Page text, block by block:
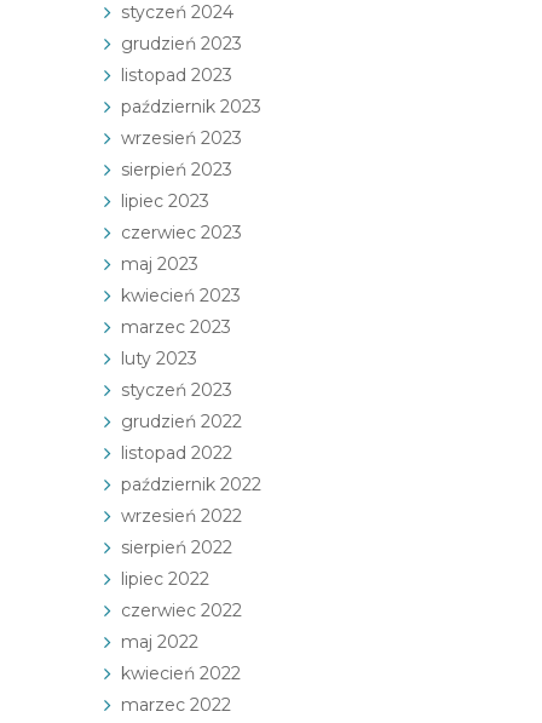
styczeń 2024
grudzień 2023
listopad 2023
październik 2023
wrzesień 2023
sierpień 2023
lipiec 2023
czerwiec 2023
maj 2023
kwiecień 2023
marzec 2023
luty 2023
styczeń 2023
grudzień 2022
listopad 2022
październik 2022
wrzesień 2022
sierpień 2022
lipiec 2022
czerwiec 2022
maj 2022
kwiecień 2022
marzec 2022